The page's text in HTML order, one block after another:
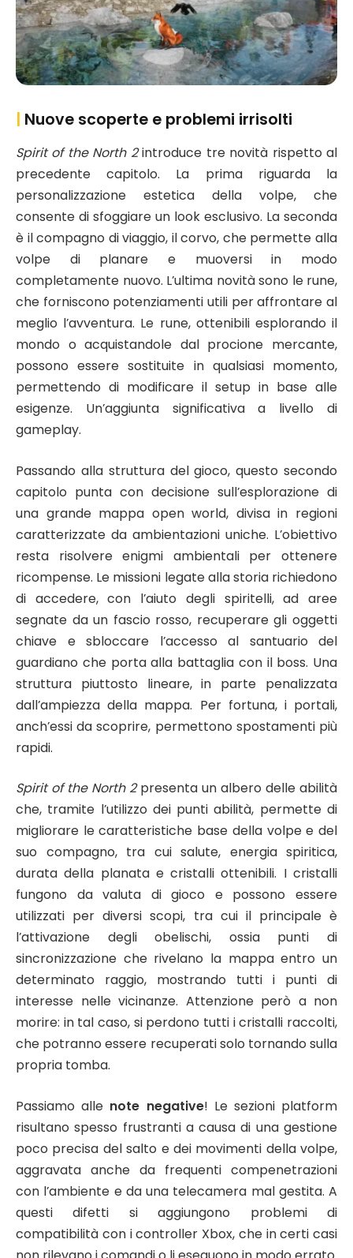
| Nuove scoperte e problemi irrisolti
Spirit of the North 2introduce tre novità rispetto al
precedente capitolo. La prima riguarda la
personalizzazione estetica della volpe, che
consente di sfoggiare un look esclusivo. La seconda
è il compagno di viaggio, il corvo, che permette alla
volpe di planare e muoversi in modo
completamente nuovo. L’ultima novità sono le rune,
che forniscono potenziamenti utili per affrontare al
meglio l’avventura. Le rune, ottenibili esplorando il
mondo o acquistandole dal procione mercante,
possono essere sostituite in qualsiasi momento,
permettendo di modificare il setup in base alle
esigenze. Un’aggiunta significativa a livello di
gameplay.
Passando alla struttura del gioco, questo secondo
capitolo punta con decisione sull’esplorazione di
una grande mappa open world, divisa in regioni
caratterizzate da ambientazioni uniche. L’obiettivo
resta risolvere enigmi ambientali per ottenere
ricompense. Le missioni legate alla storia richiedono
di accedere, con l’aiuto degli spiritelli, ad aree
segnate da un fascio rosso, recuperare gli oggetti
chiave e sbloccare l’accesso al santuario del
guardiano che porta alla battaglia con il boss. Una
struttura piuttosto lineare, in parte penalizzata
dall’ampiezza della mappa. Per fortuna, i portali,
anch’essi da scoprire, permettono spostamenti più
rapidi.
Spirit of the North 2presenta un albero delle abilità
che, tramite l’utilizzo dei punti abilità, permette di
migliorare le caratteristiche base della volpe e del
suo compagno, tra cui salute, energia spiritica,
durata della planata e cristalli ottenibili. I cristalli
fungono da valuta di gioco e possono essere
utilizzati per diversi scopi, tra cui il principale è
l’attivazione degli obelischi, ossia punti di
sincronizzazione che rivelano la mappa entro un
determinato raggio, mostrando tutti i punti di
interesse nelle vicinanze. Attenzione però a non
morire: in tal caso, si perdono tutti i cristalli raccolti,
che potranno essere recuperati solo tornando sulla
propria tomba.
Passiamo alle note negative! Le sezioni platform
risultano spesso frustranti a causa di una gestione
poco precisa del salto e dei movimenti della volpe,
aggravata anche da frequenti compenetrazioni
con l’ambiente e da una telecamera mal gestita. A
questi difetti si aggiungono problemi di
compatibilità con i controller Xbox, che in certi casi